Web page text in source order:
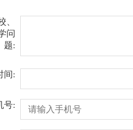
、
问
题:
间:
号: